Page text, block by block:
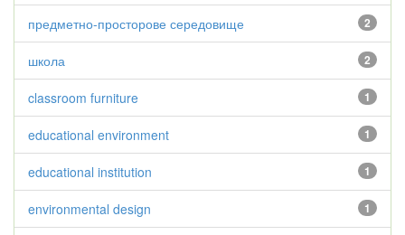
2
предметно-просторове середовище
2
школа
1
classroom furniture
1
educational environment
1
educational institution
1
environmental design